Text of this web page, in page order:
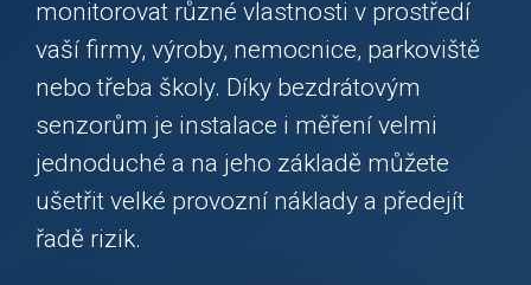
monitorovat různé vlastnosti v prostředí
vaší firmy, výroby, nemocnice, parkoviště
nebo třeba školy. Díky bezdrátovým
senzorům je instalace i měření velmi
jednoduché a na jeho základě můžete
ušetřit velké provozní náklady a předejít
řadě rizik.